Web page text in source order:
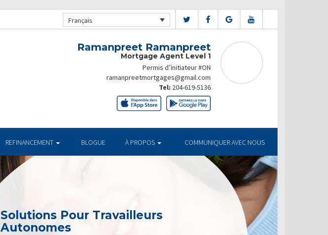
Français
Ramanpreet Ramanpreet
Mortgage Agent Level 1
Permis d’initiateur #ON
ramanpreetmortgages@gmail.com
Tel: 204-619-5136
REFINANCEMENT BLOGUE À PROPOS COMMUNIQUER AVEC NOUS
Solutions Pour Travailleurs
Autonomes